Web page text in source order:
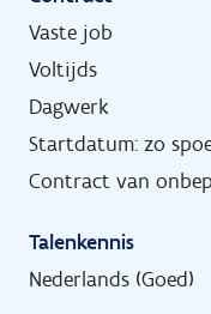
Vaste job
Voltijds
Dagwerk
Startdatum: zo
Contract van
Talenkennis
Nederlands (Goed)